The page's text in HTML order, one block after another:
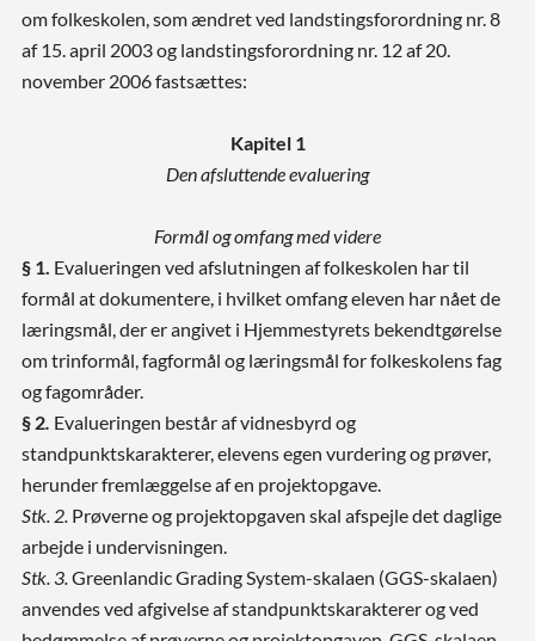
om folkeskolen, som ændret ved landstingsforordning nr. 8
af 15. april 2003 og landstingsforordning nr. 12 af 20.
november 2006 fastsættes:
Kapitel 1
Den afsluttende evaluering
Formål og omfang med videre
§ 1. Evalueringen ved afslutningen af folkeskolen har til
formål at dokumentere, i hvilket omfang eleven har nået de
læringsmål, der er angivet i Hjemmestyrets bekendtgørelse
om trinformål, fagformål og læringsmål for folkeskolens fag
og fagområder.
§ 2 Evalueringen består af vidnesbyrd og
standpunktskarakterer, elevens egen vurdering og prøver,
herunder fremlæggelse af en projektopgave.
Stk. 2. Prøverne og projektopgaven skal afspejle det daglige
arbejde i undervisningen.
Stk. 3. Greenlandic Grading System-skalaen (GGS-skalaen)
anvendes ved afgivelse af standpunktskarakterer og ved